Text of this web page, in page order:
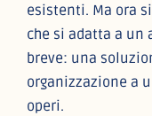
esistenti. Ma ora
che si adatta a un
breve: una
organizzazione a
operi.